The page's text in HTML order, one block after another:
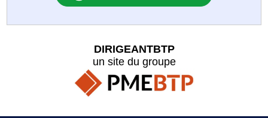
DIRIGEANTBTP
un site du groupe